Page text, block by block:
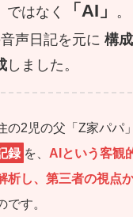
ではなく 「AI」
。
声日記を元に 構
しました。
の2児の父「Z家パパ
録 を、 AIという客観
析し、第三者の視点
です。